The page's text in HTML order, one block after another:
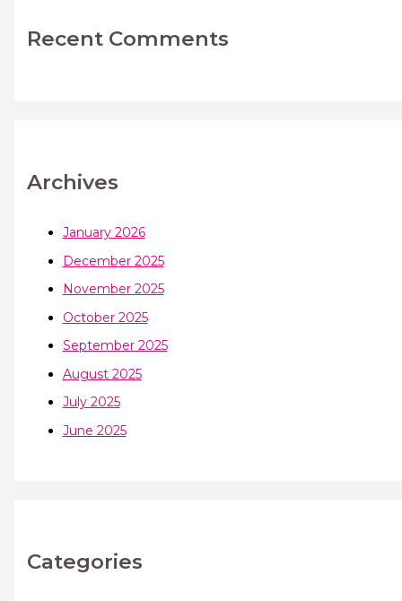
Recent Comments
Archives
January 2026
December 2025
November 2025
October 2025
September 2025
August 2025
July 2025
June 2025
Categories